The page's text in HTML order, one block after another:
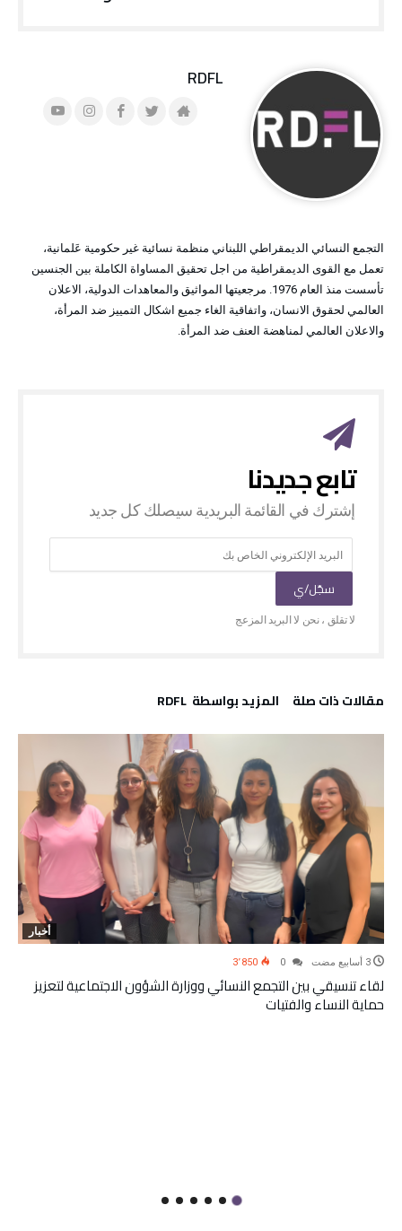
RDFL
التجمع النسائي الديمقراطي اللبناني منظمة نسائية غير حكومية عَلمانية،
تعمل مع القوى الديمقراطية من اجل تحقيق المساواة الكاملة بين الجنسين
تأسست منذ العام 1976. مرجعيتها المواثيق والمعاهدات الدولية، الاعلان
العالمي لحقوق الانسان، واتفاقية الغاء جميع اشكال التمييز ضد المرأة،
والاعلان العالمي لمناهضة العنف ضد المرأة.
‫مقالات ذات صلة‬ ‫‫المزيد بواسطة‬ ‬ RDFL
أخبار
3٬850
لقاء تنسيقي بين التجمع النسائي ووزارة الشؤون الاجتماعية لتعزيز
حماية النساء والفتيات